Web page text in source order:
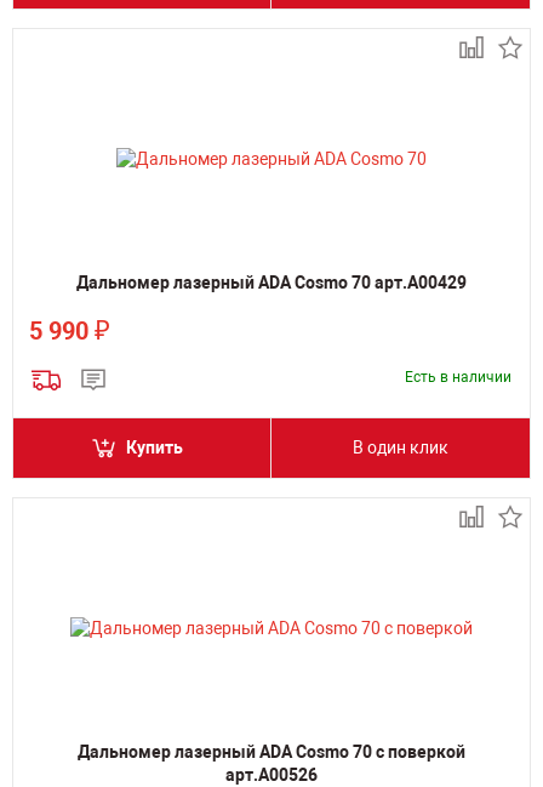
Дальномер лазерный ADA Cosmo 70 арт.А00429
5 990 ₽
Есть в наличии
Купить В один клик
Дальномер лазерный ADA Cosmo 70 с поверкой
арт.А00526